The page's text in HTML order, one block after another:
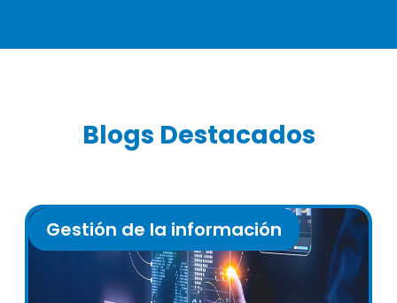
Blogs Destacados
Gestión de la información